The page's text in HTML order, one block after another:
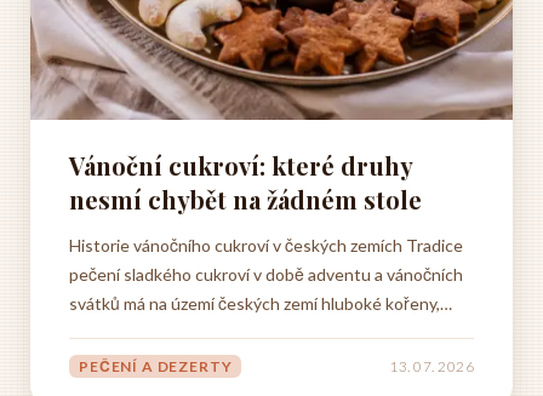
Vánoční cukroví: které druhy
nesmí chybět na žádném stole
Historie vánočního cukroví v českých zemích Tradice
pečení sladkého cukroví v době adventu a vánočních
svátků má na území českých zemí hluboké kořeny,
jediný okamžik, kdy tato zvyklost vznikla, protože se
PEČENÍ A DEZERTY 13. 07. 2026